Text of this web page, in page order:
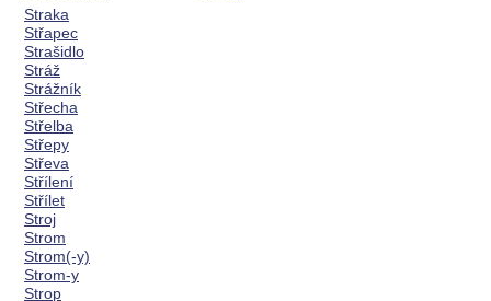
Straka
Střapec
Strašidlo
Stráž
Strážník
Střecha
Střelba
Střepy
Střeva
Střílení
Střílet
Stroj
Strom
Strom(-y)
Strom-y
Strop